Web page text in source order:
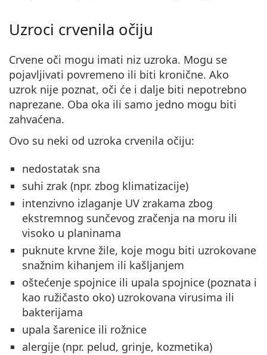
Uzroci crvenila očiju
Crvene oči mogu imati niz uzroka. Mogu se
pojavljivati ​​povremeno ili biti kronične. Ako
uzrok nije poznat, oči će i dalje biti nepotrebno
naprezane. Oba oka ili samo jedno mogu biti
zahvaćena.
Ovo su neki od uzroka crvenila očiju:
nedostatak sna
suhi zrak (npr. zbog klimatizacije)
intenzivno izlaganje UV zrakama zbog
ekstremnog sunčevog zračenja na moru ili
visoko u planinama
puknute krvne žile, koje mogu biti uzrokovane
snažnim kihanjem ili kašljanjem
oštećenje spojnice ili upala spojnice (poznata i
kao ružičasto oko) uzrokovana virusima ili
bakterijama
upala šarenice ili rožnice
alergije (npr. pelud, grinje, kozmetika)